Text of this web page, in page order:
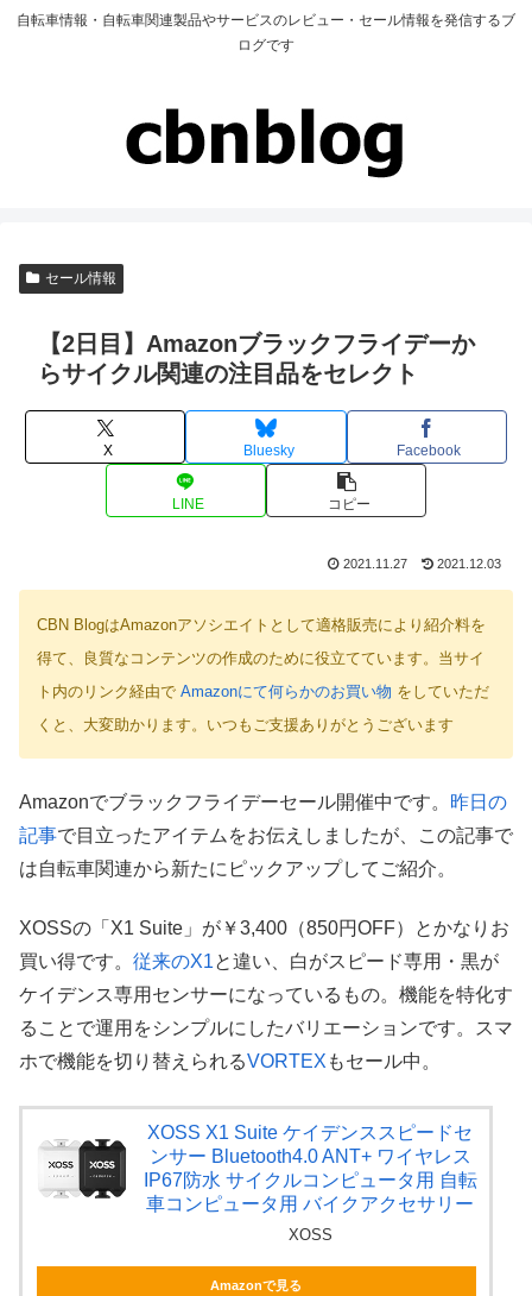
自転車情報・自転車関連製品やサービスのレビュー・セール情報を発信するブ
ログです
セール情報
【2日目】Amazonブラックフライデーか
らサイクル関連の注目品をセレクト
X Bluesky Facebook
LINE コピー
2021.11.27 2021.12.03
CBN BlogはAmazonアソシエイトとして適格販売により紹介料を
得て、良質なコンテンツの作成のために役立てています。当サイ
ト内のリンク経由で Amazonにて何らかのお買い物 をしていただ
くと、大変助かります。いつもご支援ありがとうございます
Amazonでブラックフライデーセール開催中です。 昨日の
記事で目立ったアイテムをお伝えしましたが、この記事で
は自転車関連から新たにピックアップしてご紹介。
XOSSの「X1 Suite」が￥3,400（850円OFF）とかなりお
買い得です。 従来のX1と違い、白がスピード専用・黒が
ケイデンス専用センサーになっているもの。機能を特化す
ることで運用をシンプルにしたバリエーションです。スマ
ホで機能を切り替えられるVORTEX もセール中。
XOSS X1 Suite ケイデンススピードセ
ンサー Bluetooth4.0 ANT+ ワイヤレス
IP67防水 サイクルコンピュータ用 自転
車コンピュータ用 バイクアクセサリー
XOSS
Amazonで見る